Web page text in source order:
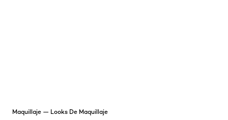
Maquillaje — Looks De Maquillaje